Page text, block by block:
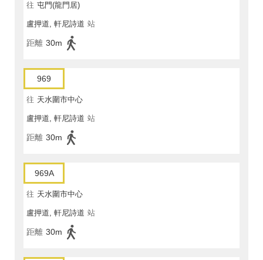
往 屯門(龍門居)
盧押道, 軒尼詩道 站
距離 30m
969
往 天水圍市中心
盧押道, 軒尼詩道 站
距離 30m
969A
往 天水圍市中心
盧押道, 軒尼詩道 站
距離 30m